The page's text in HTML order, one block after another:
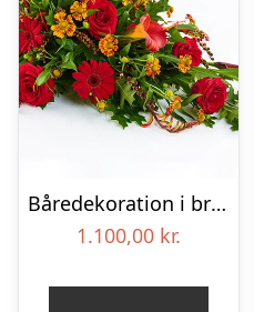
Båredekoration i brændte farver – Blomster til begravelse
1.100,00 kr.